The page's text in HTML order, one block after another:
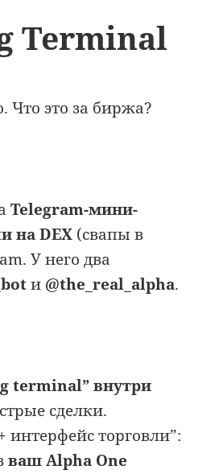
Terminal
Что это за биржа?
Telegram-мини-
на DEX (свапы в
У него два
и @the_real_alpha.
terminal” внутри
сделки.
торговли”:
ваш Alpha One